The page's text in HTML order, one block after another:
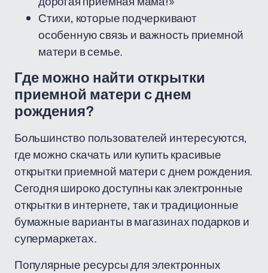
Стихи, которые подчеркивают
особенную связь и важность приемной
матери в семье.
Где можно найти открытки
приемной матери с днем
рождения?
Большинство пользователей интересуются,
где можно скачать или купить красивые
открытки приемной матери с днем рождения.
Сегодня широко доступны как электронные
открытки в интернете, так и традиционные
бумажные варианты в магазинах подарков и
супермаркетах.
Популярные ресурсы для электронных